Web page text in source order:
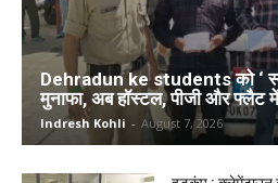
Dehradun ke students को ‘
मुनाफा, अब हॉस्टल, पीजी और फ्लैट
Indresh Kohli - August 7, 2026